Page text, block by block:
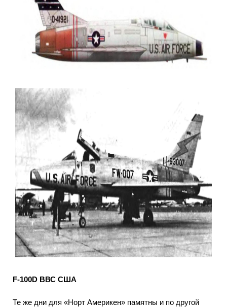
F-100D ВВС США
Те же дни для «Норт Америкен» памятны и по другой